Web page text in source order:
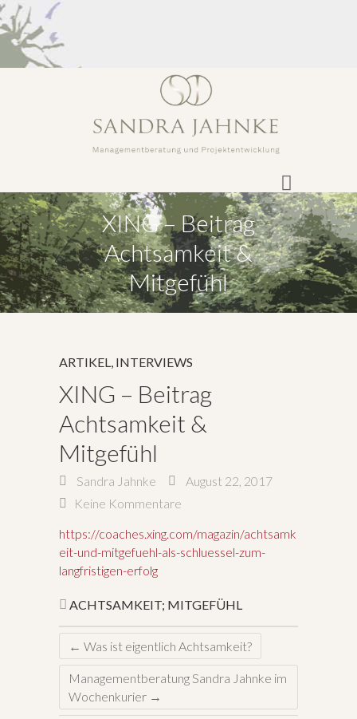
XING – Beitrag
Achtsamkeit &
Mitgefühl
ARTIKEL INTERVIEWS
XING – Beitrag
Achtsamkeit &
Mitgefühl
Sandra Jahnke
August 22, 2017
Keine Kommentare
https://coaches.xing.com/magazin/achtsamk
eit-und-mitgefuehl-als-schluessel-zum-
langfristigen-erfolg
ACHTSAMKEIT; MITGEFÜHL
← Was ist eigentlich Achtsamkeit?
Managementberatung Sandra Jahnke im
Wochenkurier →